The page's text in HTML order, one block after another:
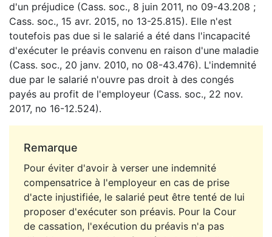
d'un préjudice (Cass. soc., 8 juin 2011, no 09-43.208 ;
Cass. soc., 15 avr. 2015, no 13-25.815). Elle n'est
toutefois pas due si le salarié a été dans l'incapacité
d'exécuter le préavis convenu en raison d'une maladie
(Cass. soc., 20 janv. 2010, no 08-43.476). L'indemnité
due par le salarié n'ouvre pas droit à des congés
payés au profit de l'employeur (Cass. soc., 22 nov.
2017, no 16-12.524).
Remarque
Pour éviter d'avoir à verser une indemnité
compensatrice à l'employeur en cas de prise
d'acte injustifiée, le salarié peut être tenté de lui
proposer d'exécuter son préavis. Pour la Cour
de cassation, l'exécution du préavis n'a pas